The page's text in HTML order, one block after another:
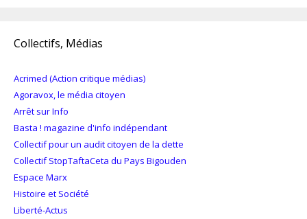
Collectifs, Médias
Acrimed (Action critique médias)
Agoravox, le média citoyen
Arrêt sur Info
Basta ! magazine d'info indépendant
Collectif pour un audit citoyen de la dette
Collectif StopTaftaCeta du Pays Bigouden
Espace Marx
Histoire et Société
Liberté-Actus